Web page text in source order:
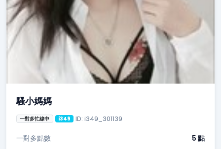
騷小媽媽
一對多忙線中 i349 ID: i349_301139
一對多點數 5 點